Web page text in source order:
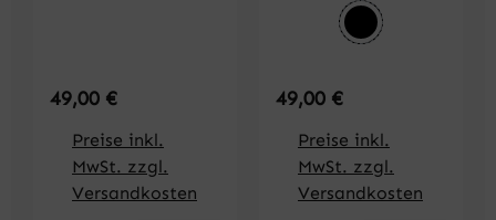
Regulärer Preis:
49,00 €
Preise inkl.
MwSt. zzgl.
Versandkosten
Farbeauswählen
schwarz
Regulärer Preis:
49,00 €
Preise inkl.
MwSt. zzgl.
Versandkosten